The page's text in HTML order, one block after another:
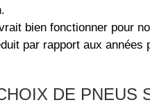
bien fonctionner pour
par rapport aux
DE PNEUS